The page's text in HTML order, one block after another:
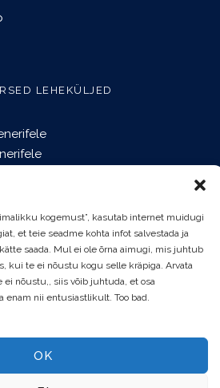
kogemust”, kasutab internet muidugi
et teie seadme kohta infot salvestada ja
saada. Mul ei ole õrna aimugi, mis juhtub
kui te ei nõustu kogu selle kräpiga. Arvata
ei nõustu,, siis võib juhtuda, et osa
enam nii entusiastlikult. Too bad.
OK
LEHEKÜLJED
Tenerifel
Tenerifel
Tenerifel